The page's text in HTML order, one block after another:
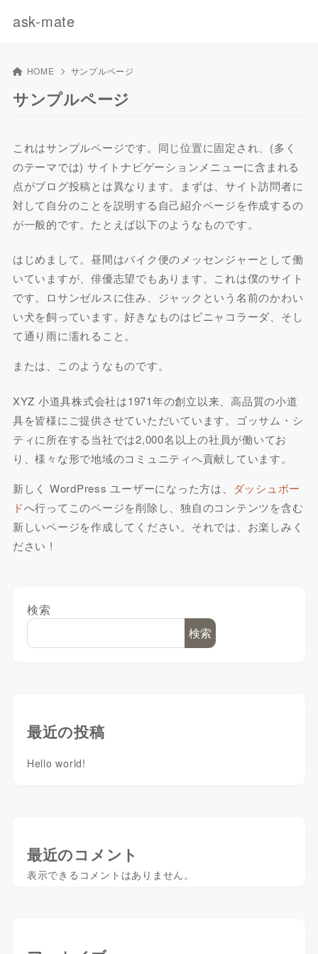
ask-mate
HOME サンプルページ
サンプルページ
これはサンプルページです。同じ位置に固定され、(多く
のテーマでは) サイトナビゲーションメニューに含まれる
点がブログ投稿とは異なります。まずは、サイト訪問者に
対して自分のことを説明する自己紹介ページを作成するの
が一般的です。たとえば以下のようなものです。
はじめまして。昼間はバイク便のメッセンジャーとして働
いていますが、俳優志望でもあります。これは僕のサイト
です。ロサンゼルスに住み、ジャックという名前のかわい
い犬を飼っています。好きなものはピニャコラーダ、そし
て通り雨に濡れること。
または、このようなものです。
XYZ 小道具株式会社は1971年の創立以来、高品質の小道
具を皆様にご提供させていただいています。ゴッサム・シ
ティに所在する当社では2,000名以上の社員が働いてお
り、様々な形で地域のコミュニティへ貢献しています。
新しく WordPress ユーザーになった方は、
ダッシュボー
ドへ行ってこのページを削除し、独自のコンテンツを含む
新しいページを作成してください。それでは、お楽しみく
ださい !
検索
検索
最近の投稿
Hello world!
最近のコメント
表示できるコメントはありません。